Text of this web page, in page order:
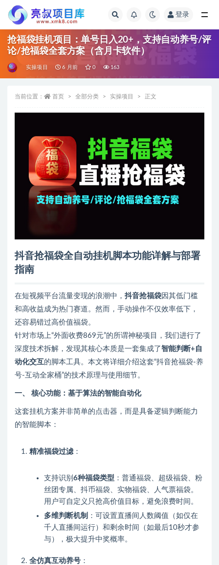
登录
抢福袋挂机项目：单号日入20+，支持自动养号/评
论/抢福袋全套方案（含月卡软件）
实操项目 6 月前 0 163
当前位置： 首页 全部分类 实操项目 正文
抖音抢福袋全自动挂机脚本功能详解与部署
指南
在短视频平台流量变现的浪潮中， 抖音抢福袋因其低门槛
和高收益成为热门赛道。然而，手动操作不仅效率低下，
还容易错过高价值福袋。
针对市场上“外面收费869元”的所谓神秘项目，我们进行了
深度技术拆解，发现其核心本质是一套集成了智能判断+自
动化交互的脚本工具。本文将详细介绍这套“抖音抢福袋-养
号-互动全家桶”的技术原理与使用细节。
一、 核心功能：基于算法的智能自动化
这套挂机方案并非简单的点击器，而是具备逻辑判断能力
的智能脚本：
精准福袋过滤 ：
支持识别 6种福袋类型 ：普通福袋、超级福袋、粉
丝团专属、抖币福袋、实物福袋、人气票福袋。
用户可自定义只抢高价值目标，避免浪费时间。
多维判断机制 ：可设置直播间人数阈值（如仅在
千人直播间运行）和剩余时间（如最后10秒才参
与），极大提升中奖概率。
全仿真互动养号 ：